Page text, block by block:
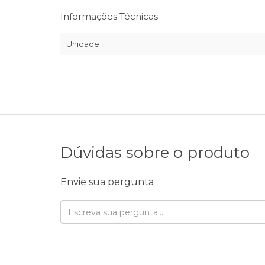
Informações Técnicas
Unidade
Dúvidas sobre o produto
Envie sua pergunta